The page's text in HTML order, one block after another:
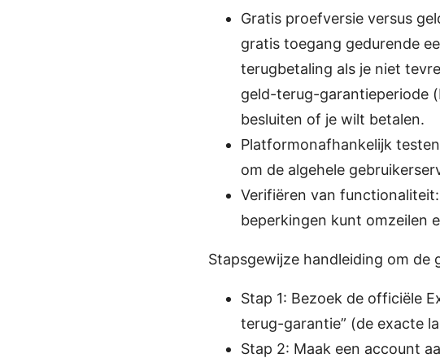
Gratis proefversie versus
gratis toegang gedurende
terugbetaling als je niet
geld-terug-garantieperiode
besluiten of je wilt betalen.
Platformonafhankelijk
om de algehele
Verifiëren van
beperkingen kunt omzeilen
Stapsgewijze handleiding om de
Stap 1: Bezoek de officiële
terug-garantie” (de exacte
Stap 2: Maak een account